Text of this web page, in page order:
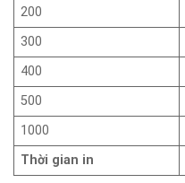
200
300
400
500
1000
Thời gian in